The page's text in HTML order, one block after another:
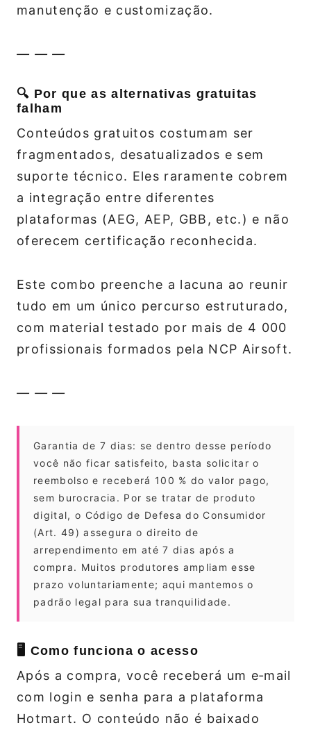
manutenção e customização.
— — —
🔍 Por que as alternativas gratuitas
falham
Conteúdos gratuitos costumam ser
fragmentados, desatualizados e sem
suporte técnico. Eles raramente cobrem
a integração entre diferentes
plataformas (AEG, AEP, GBB, etc.) e não
oferecem certificação reconhecida.
Este combo preenche a lacuna ao reunir
tudo em um único percurso estruturado,
com material testado por mais de 4 000
profissionais formados pela NCP Airsoft.
— — —
Garantia de 7 dias: se dentro desse período
você não ficar satisfeito, basta solicitar o
reembolso e receberá 100 % do valor pago,
sem burocracia. Por se tratar de produto
digital, o Código de Defesa do Consumidor
(Art. 49) assegura o direito de
arrependimento em até 7 dias após a
compra. Muitos produtores ampliam esse
prazo voluntariamente; aqui mantemos o
padrão legal para sua tranquilidade.
🖥️ Como funciona o acesso
Após a compra, você receberá um e‑mail
com login e senha para a plataforma
Hotmart. O conteúdo não é baixado